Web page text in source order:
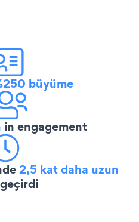
büyüme
in engagement
2,5 kat daha uzun